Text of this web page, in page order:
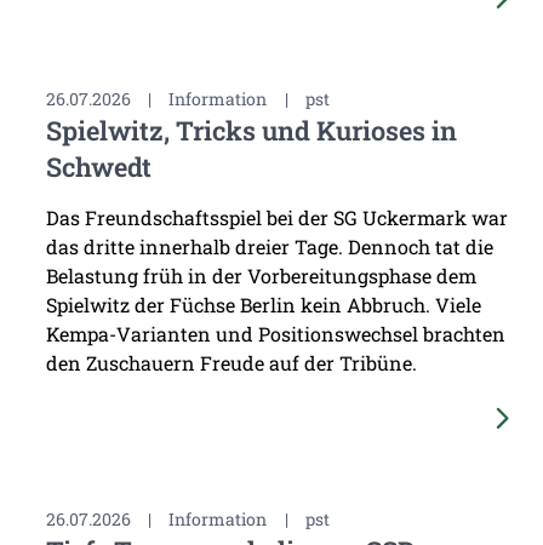
26.07.2026 | Information | pst
Spielwitz, Tricks und Kurioses in
Schwedt
Das Freundschaftsspiel bei der SG Uckermark war
das dritte innerhalb dreier Tage. Dennoch tat die
Belastung früh in der Vorbereitungsphase dem
Spielwitz der Füchse Berlin kein Abbruch. Viele
Kempa-Varianten und Positionswechsel brachten
den Zuschauern Freude auf der Tribüne.
26.07.2026 | Information | pst